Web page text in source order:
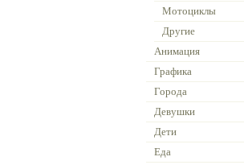
Мотоциклы
Другие
Анимация
Графика
Города
Девушки
Дети
Еда